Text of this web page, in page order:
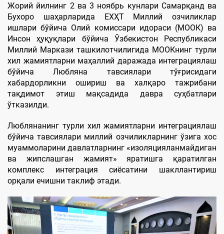
Жорий йилнинг 2 ва 3 ноябрь кунлари Самарқанд ва
Бухоро шаҳарларида ЕХҲТ Миллий озчиликлар
ишлари бўйича Олий комиссари идораси (МООК) ва
Инсон ҳуқуқлари бўйича Ўзбекистон Республикаси
Миллий Маркази ташкилотчилигида МООКнинг турли
хил жамиятларни маҳаллий даражада интеграциялаш
бўйича Любляна тавсиялари тўғрисидаги
хабардорликни ошириш ва халқаро тажрибани
тақдимот этиш мақсадида давра суҳбатлари
ўтказилди.
Люблянанинг турли хил жамиятларни интеграциялаш
бўйича тавсиялари миллий озчиликларнинг ўзига хос
муаммоларини давлатларнинг «изоляцияланмайдиган
ва жипслашган жамият» яратишга қаратилган
комплекс интеграция сиёсатини шакллантириш
орқали ечишни таклиф этади.